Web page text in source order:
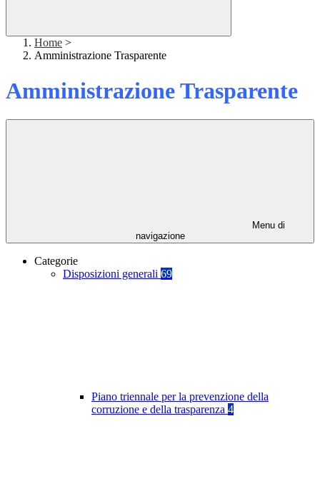
Home >
Amministrazione Trasparente
Amministrazione Trasparente
Menu di
navigazione
Categorie
Disposizioni generali 69
Piano triennale per la prevenzione della
corruzione e della trasparenza 4